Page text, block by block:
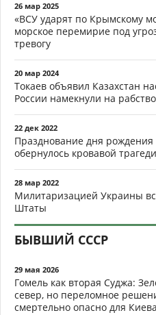
26 мар 2025
«ВСУ ударят по Крымскому
морское перемирие под
тревогу
20 мар 2024
Токаев объявил Казахстан
России намекнули на
22 дек 2022
Празднование дня рождения
обернулось кровавой
28 мар 2022
Милитаризацией Украины
Штаты
БЫВШИЙ СССР
29 мая 2026
Гомель как вторая Суджа:
север, но переломное
смертельно опасно для Киева